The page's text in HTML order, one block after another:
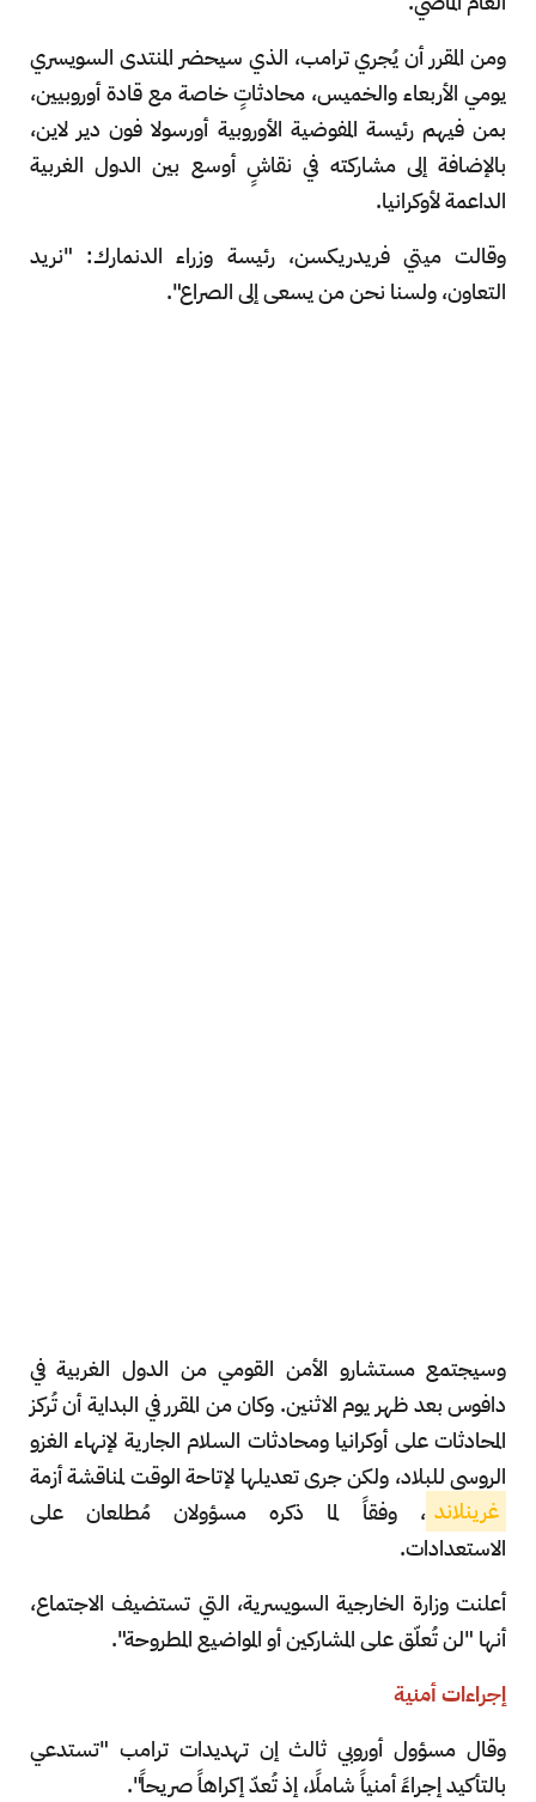
ومن المقرر أن يُجري ترامب، الذي سيحضر المنتدى السويسري
يومي الأربعاء والخميس، محادثاتٍ خاصة مع قادة أوروبيين،
بمن فيهم رئيسة المفوضية الأوروبية أورسولا فون دير لاين،
بالإضافة إلى مشاركته في نقاشٍ أوسع بين الدول الغربية
الداعمة لأوكرانيا.
وقالت ميتي فريدريكسن، رئيسة وزراء الدنمارك: "نريد
التعاون، ولسنا نحن من يسعى إلى الصراع".
وسيجتمع مستشارو الأمن القومي من الدول الغربية في
دافوس بعد ظهر يوم الاثنين. وكان من المقرر في البداية أن تُركز
المحادثات على أوكرانيا ومحادثات السلام الجارية لإنهاء الغزو
الروسي للبلاد، ولكن جرى تعديلها لإتاحة الوقت لمناقشة أزمة
غرينلاند ، وفقاً لما ذكره مسؤولان مُطلعان على
الاستعدادات.
أعلنت وزارة الخارجية السويسرية، التي تستضيف الاجتماع،
أنها "لن تُعلّق على المشاركين أو المواضيع المطروحة".
إجراءات أمنية
وقال مسؤول أوروبي ثالث إن تهديدات ترامب "تستدعي
بالتأكيد إجراءً أمنياً شاملًا، إذ تُعدّ إكراهاً صريحاً".